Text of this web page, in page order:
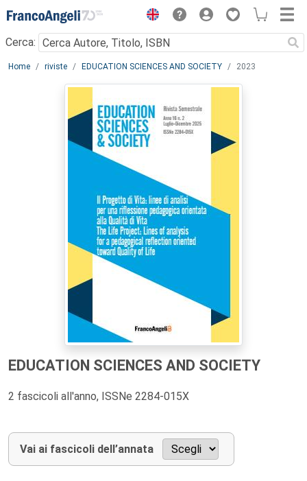
Menu
Cerca:
Main content
Home riviste EDUCATION SCIENCES AND SOCIETY 2023
EDUCATION SCIENCES AND SOCIETY
2 fascicoli all'anno, ISSNe 2284-015X
Vai ai fascicoli dell’annata